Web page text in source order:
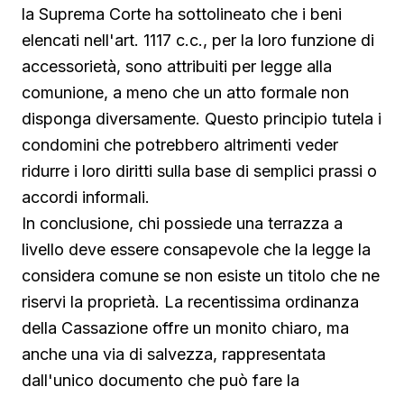
la Suprema Corte ha sottolineato che i beni
elencati nell'art. 1117 c.c., per la loro funzione di
accessorietà, sono attribuiti per legge alla
comunione, a meno che un atto formale non
disponga diversamente. Questo principio tutela i
condomini che potrebbero altrimenti veder
ridurre i loro diritti sulla base di semplici prassi o
accordi informali.
In conclusione, chi possiede una terrazza a
livello deve essere consapevole che la legge la
considera comune se non esiste un titolo che ne
riservi la proprietà. La recentissima ordinanza
della Cassazione offre un monito chiaro, ma
anche una via di salvezza, rappresentata
dall'unico documento che può fare la